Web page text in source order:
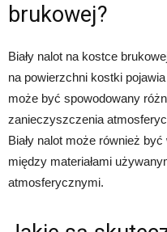
brukowej?
Biały nalot na kostce
na powierzchni kostki
może być spowodowany
zanieczyszczenia
Biały nalot może również
między materiałami
atmosferycznymi.